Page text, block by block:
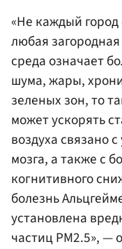
«Не каждый город
любая
среда означает
шума, жары,
зеленых зон, то
может ускорять
воздуха связано
мозга, а также с
когнитивного
болезнь
установлена
частиц PM2.5», —